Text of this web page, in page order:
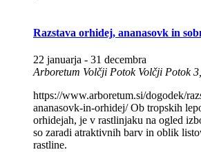
Razstava orhidej, ananasovk in
22 januarja - 31 decembra
Arboretum Volčji Potok Volčji Potok
https://www.arboretum.si/dogodek/
ananasovk-in-orhidej/ Ob tropskih
orhidejah, je v rastlinjaku na ogled
so zaradi atraktivnih barv in oblik
rastline.